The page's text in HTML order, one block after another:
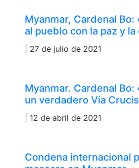
Myanmar, Cardenal Bo:
al pueblo con la paz y la
| 27 de julio de 2021
Myanmar. Cardenal Bo:
un verdadero Vía
| 12 de abril de 2021
Condena internacional